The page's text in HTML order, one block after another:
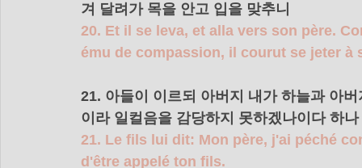
겨 달려가 목을 안고 입을 맞추니
20. Et il se leva, et alla vers son père.
ému de compassion, il courut se jeter à
21. 아들이 이르되 아버지 내가 하늘과 아
이라 일컬음을 감당하지 못하겠나이다 하나
21. Le fils lui dit: Mon père, j'ai péché
d'être appelé ton fils.